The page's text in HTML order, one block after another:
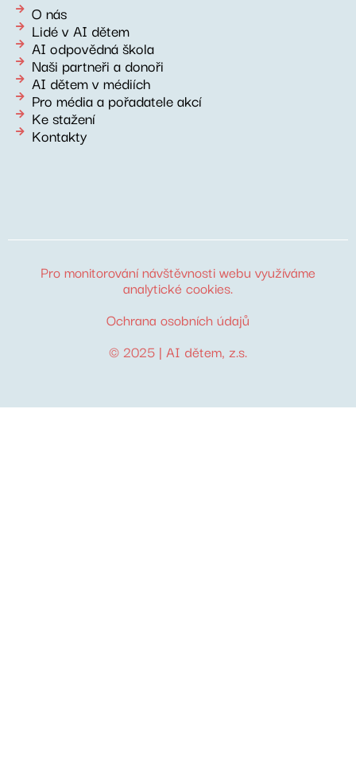
O nás
Lidé v AI dětem
AI odpovědná škola
Naši partneři a donoři
AI dětem v médiích
Pro média a pořadatele akcí
Ke stažení
Kontakty
Pro monitorování návštěvnosti webu využíváme
analytické cookies.
Ochrana osobních údajů
© 2025 | AI dětem, z.s.